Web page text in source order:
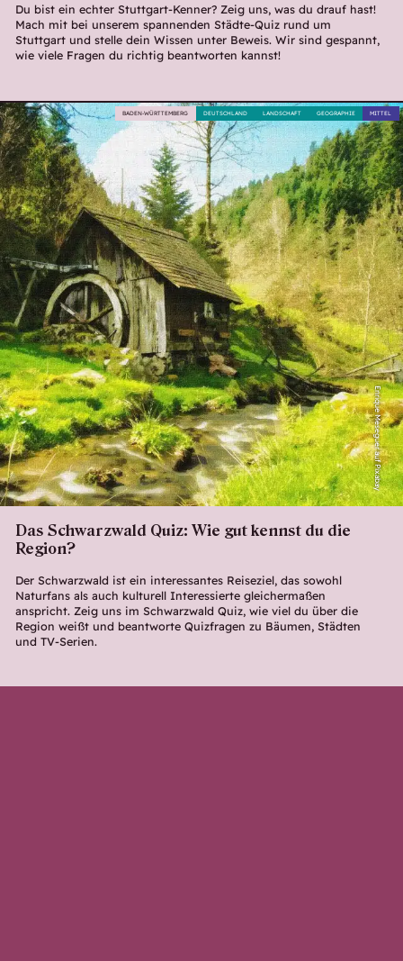
Du bist ein echter Stuttgart-Kenner? Zeig uns, was du drauf hast!
Mach mit bei unserem spannenden Städte-Quiz rund um
Stuttgart und stelle dein Wissen unter Beweis. Wir sind gespannt,
wie viele Fragen du richtig beantworten kannst!
Enrique Meseguer auf Pixabay
Das Schwarzwald Quiz: Wie gut kennst du die
Region?
Der Schwarzwald ist ein interessantes Reiseziel, das sowohl
Naturfans als auch kulturell Interessierte gleichermaßen
anspricht. Zeig uns im Schwarzwald Quiz, wie viel du über die
Region weißt und beantworte Quizfragen zu Bäumen, Städten
und TV-Serien.
MITTEL
GEOGRAPHIE
LANDSCHAFT
DEUTSCHLAND
BADEN-WÜRTTEMBERG